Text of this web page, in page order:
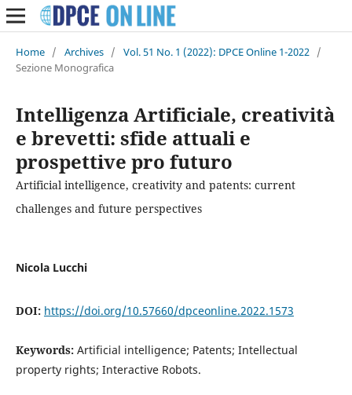
Home / Archives / Vol. 51 No. 1 (2022): DPCE Online 1-2022 /
Sezione Monografica
Intelligenza Artificiale, creatività
e brevetti: sfide attuali e
prospettive pro futuro
Artificial intelligence, creativity and patents: current
challenges and future perspectives
Nicola Lucchi
DOI: https://doi.org/10.57660/dpceonline.2022.1573
Keywords: Artificial intelligence; Patents; Intellectual
property rights; Interactive Robots.